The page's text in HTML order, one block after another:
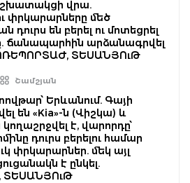
վրա.
փրկարարները մեծ
դուրս են բերել ու մոտեցրել
ճանապարհին արձանագրվել
ՏԵՍԱՆՅՈւԹ
Շամշյան
Երևանում. Գայի
են «Kia»-ն (Վիշկա) և
կողաշրջվել է, վարորդը՝
դուրս բերելու համար
փրկարարներ. մեկ այլ
է ընկել.